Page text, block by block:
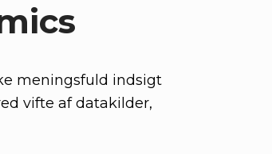
meningsfuld indsigt
vifte af datakilder,